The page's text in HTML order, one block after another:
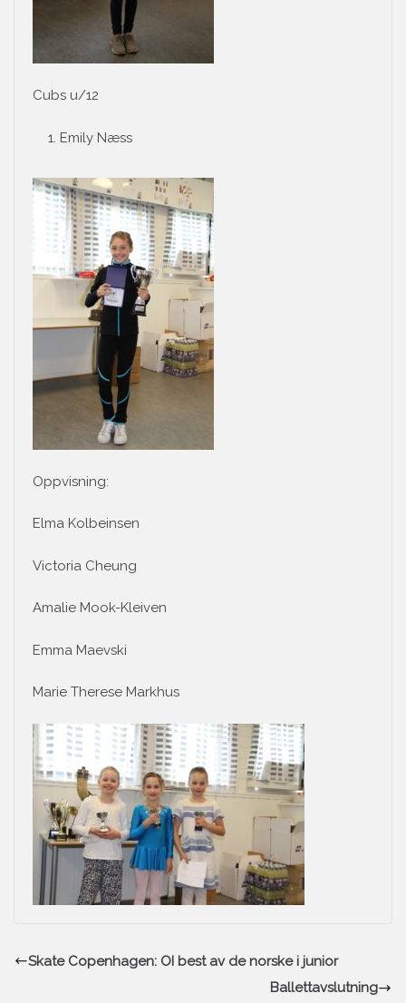
Cubs u/12
Emily Næss
Oppvisning:
Elma Kolbeinsen
Victoria Cheung
Amalie Mook-Kleiven
Emma Maevski
Marie Therese Markhus
Skate Copenhagen: OI best av de norske i junior
Ballettavslutning